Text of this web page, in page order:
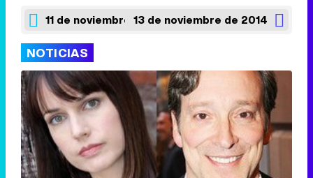
11 de noviembre de 201413 de noviembre de 2014
NOTICIAS